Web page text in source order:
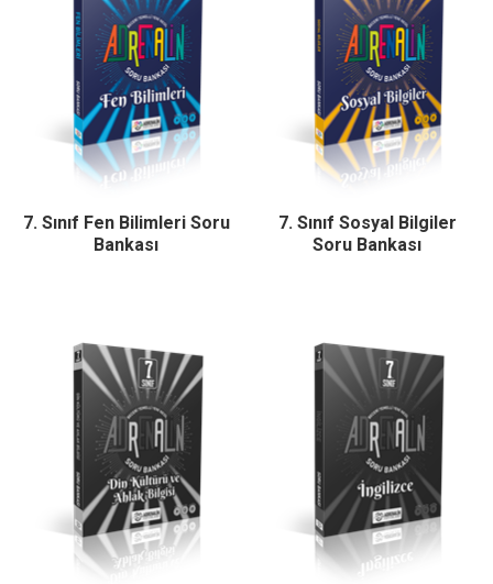
7. Sınıf Fen Bilimleri Soru
Bankası
7. Sınıf Sosyal Bilgiler
Soru Bankası